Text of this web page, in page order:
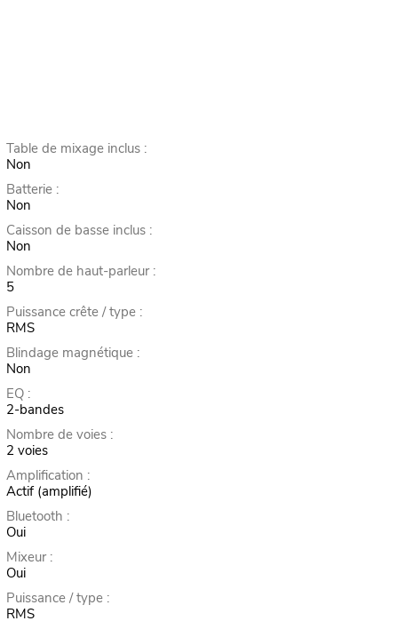
Table de mixage inclus :
Non
Batterie :
Non
Caisson de basse inclus :
Non
Nombre de haut-parleur :
5
Puissance crête / type :
RMS
Blindage magnétique :
Non
EQ :
2-bandes
Nombre de voies :
2 voies
Amplification :
Actif (amplifié)
Bluetooth :
Oui
Mixeur :
Oui
Puissance / type :
RMS